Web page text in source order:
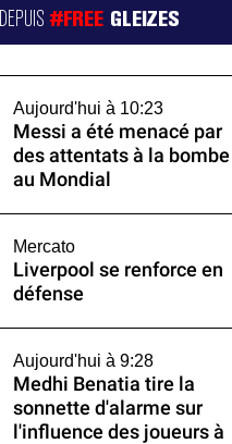
#FREE GLEIZES
Aujourd'hui à 10:23
Messi a été menacé par
des attentats à la bombe
au Mondial
Mercato
Liverpool se renforce en
défense
Aujourd'hui à 9:28
Medhi Benatia tire la
sonnette d'alarme sur
l'influence des joueurs à